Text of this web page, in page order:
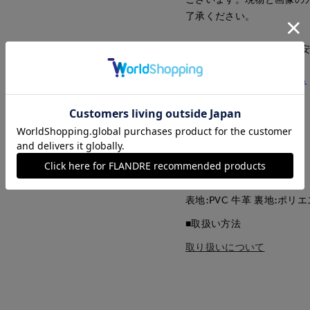
了承ください。
■サイズ表記はあくまで目
《DELL'EST》一覧はこちら
50206350
中国製
表地:PVC 牛革 裏地:ポリエ
■取扱い方法
取り扱いについて